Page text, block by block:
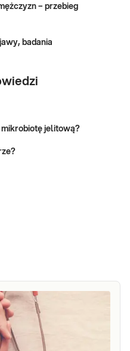
– przebieg
badania
jelitową?